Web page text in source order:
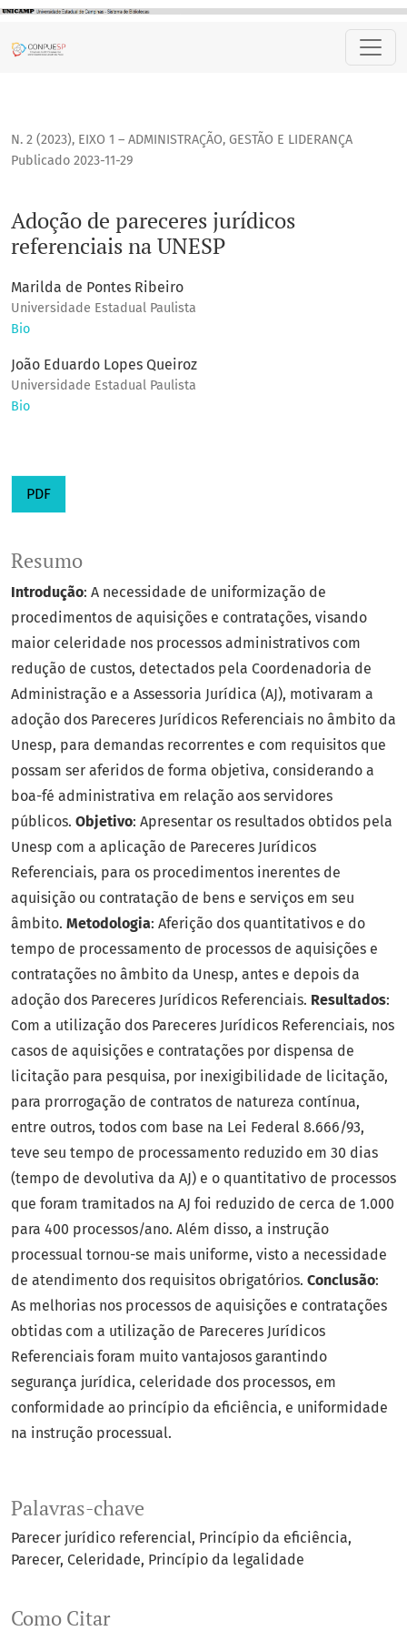
Adoção de pareceres jurídicos referenciais na UNESP
N. 2 (2023), EIXO 1 – ADMINISTRAÇÃO, GESTÃO E LIDERANÇA
Adoção de pareceres jurídicos
referenciais na UNESP
Publicado 2023-11-29
Marilda de Pontes Ribeiro
Universidade Estadual Paulista
Bio
João Eduardo Lopes Queiroz
Universidade Estadual Paulista
Bio
PDF
Palavras-chave
Parecer jurídico referencial Princípio da eficiência
Parecer Celeridade Princípio da legalidade
Como Citar
Resumo
Introdução: A necessidade de uniformização de
procedimentos de aquisições e contratações, visando
maior celeridade nos processos administrativos com
redução de custos, detectados pela Coordenadoria de
Administração e a Assessoria Jurídica (AJ), motivaram a
adoção dos Pareceres Jurídicos Referenciais no âmbito da
Unesp, para demandas recorrentes e com requisitos que
possam ser aferidos de forma objetiva, considerando a
boa-fé administrativa em relação aos servidores
públicos. Objetivo: Apresentar os resultados obtidos pela
Unesp com a aplicação de Pareceres Jurídicos
Referenciais, para os procedimentos inerentes de
aquisição ou contratação de bens e serviços em seu
âmbito. Metodologia: Aferição dos quantitativos e do
tempo de processamento de processos de aquisições e
contratações no âmbito da Unesp, antes e depois da
adoção dos Pareceres Jurídicos Referenciais. Resultados:
Com a utilização dos Pareceres Jurídicos Referenciais, nos
casos de aquisições e contratações por dispensa de
licitação para pesquisa, por inexigibilidade de licitação,
para prorrogação de contratos de natureza contínua,
entre outros, todos com base na Lei Federal 8.666/93,
teve seu tempo de processamento reduzido em 30 dias
(tempo de devolutiva da AJ) e o quantitativo de processos
que foram tramitados na AJ foi reduzido de cerca de 1.000
para 400 processos/ano. Além disso, a instrução
processual tornou-se mais uniforme, visto a necessidade
de atendimento dos requisitos obrigatórios. Conclusão:
As melhorias nos processos de aquisições e contratações
obtidas com a utilização de Pareceres Jurídicos
Referenciais foram muito vantajosos garantindo
segurança jurídica, celeridade dos processos, em
conformidade ao princípio da eficiência, e uniformidade
na instrução processual.